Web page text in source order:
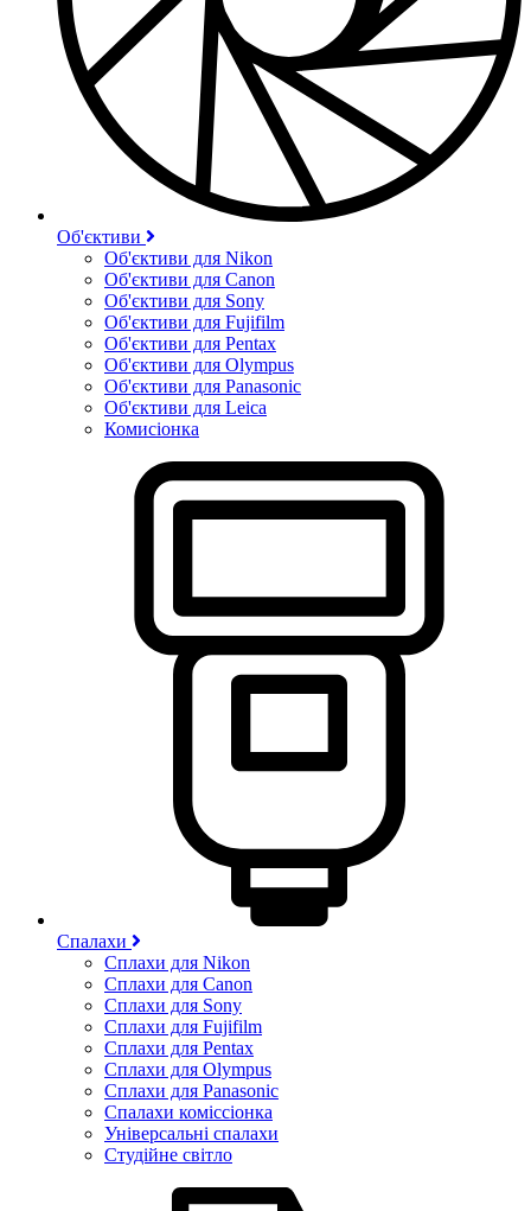
Об'єктиви
Об'єктиви для Nikon
Об'єктиви для Canon
Об'єктиви для Sony
Об'єктиви для Fujifilm
Об'єктиви для Pentax
Об'єктиви для Olympus
Об'єктиви для Panasonic
Об'єктиви для Leica
Комисіонка
Спалахи
Сплахи для Nikon
Сплахи для Canon
Сплахи для Sony
Сплахи для Fujifilm
Сплахи для Pentax
Сплахи для Olympus
Сплахи для Panasonic
Спалахи коміссіонка
Універсальні спалахи
Студійне світло